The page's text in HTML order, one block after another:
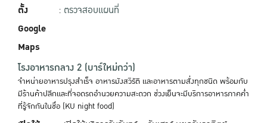
ตั้ง
Google
Maps
: ตรวจสอบแผนที่
โรงอาหารกลาง 2 (บาร์ใหม่กว่า)
จำหน่ายอาหารปรุงสำเร็จ อาหารมังสวิรัติ และอาหารตามสั่งทุกชนิด พร้อมกับ
มีร้านค้าปลีกและที่จอดรถอำนวยความสะดวก ช่วงเย็นจะมีบริการอาหารภาคค่ำ
ที่รู้จักกันในชื่อ (KU night food)